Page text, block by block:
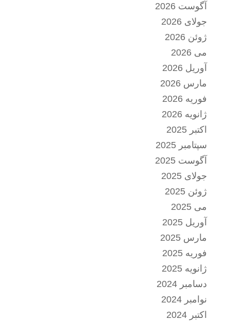
آگوست 2026
جولای 2026
ژوئن 2026
می 2026
آوریل 2026
مارس 2026
فوریه 2026
ژانویه 2026
اکتبر 2025
سپتامبر 2025
آگوست 2025
جولای 2025
ژوئن 2025
می 2025
آوریل 2025
مارس 2025
فوریه 2025
ژانویه 2025
دسامبر 2024
نوامبر 2024
اکتبر 2024